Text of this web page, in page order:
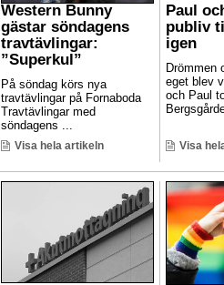
Western Bunny
gästar söndagens
travtävlingar:
”Superkul”
På söndag körs nya
travtävlingar på Fornaboda
Travtävlingar med
söndagens ...
Visa hela artikeln
Paul
publiv
igen
Drömmen
eget blev
och Paul
Visa